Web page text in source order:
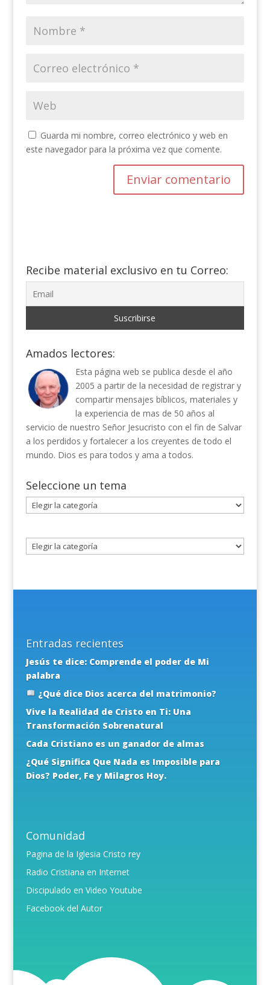
Guarda mi nombre, correo electrónico y web en
este navegador para la próxima vez que comente.
Recibe material exclusivo en tu Correo:
Amados lectores:
Esta página web se publica desde el año
2005 a partir de la necesidad de registrar y
compartir mensajes bíblicos, materiales y
la experiencia de mas de 50 años al
servicio de nuestro Señor Jesucristo con el fin de Salvar
a los perdidos y fortalecer a los creyentes de todo el
mundo. Dios es para todos y ama a todos.
Seleccione un tema
Seleccione
un
Entradas recientes
Jesús te dice: Comprende el poder de Mi
palabra
¿Qué dice Dios acerca del matrimonio?
Vive la Realidad de Cristo en Ti: Una
Transformación Sobrenatural
Cada Cristiano es un ganador de almas
¿Qué Significa Que Nada es Imposible para
Dios? Poder, Fe y Milagros Hoy.
Comunidad
Pagina de la Iglesia Cristo rey
Radio Cristiana en Internet
Discipulado en Video Youtube
Facebook del Autor